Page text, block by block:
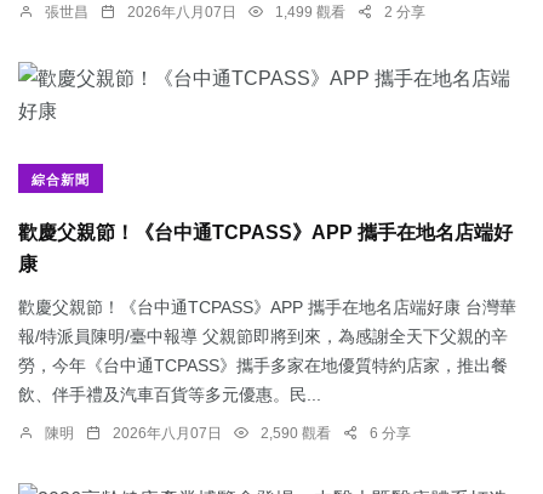
張世昌 2026年八月07日 1,499 觀看 2 分享
綜合新聞
歡慶父親節！《台中通TCPASS》APP 攜手在地名店端好
康
歡慶父親節！《台中通TCPASS》APP 攜手在地名店端好康 台灣華
報/特派員陳明/臺中報導 父親節即將到來，為感謝全天下父親的辛
勞，今年《台中通TCPASS》攜手多家在地優質特約店家，推出餐
飲、伴手禮及汽車百貨等多元優惠。民...
陳明 2026年八月07日 2,590 觀看 6 分享